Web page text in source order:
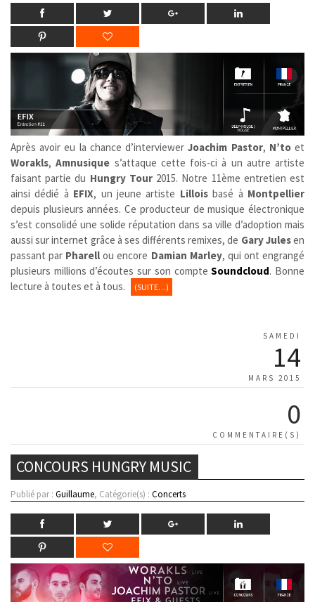
Après avoir eu la chance d’interviewerJoachim Pastor, N’toet
Worakls,Amnusique s’attaque cette fois-ci à un autre artiste
faisant partie du Hungry Tour2015. Notre 11ème entretien est
ainsi dédié à EFIX, un jeune artiste Lilloisbasé à Montpellier
depuis plusieurs années. Ce producteur de musique électronique
s’est consolidé une solide réputation dans sa ville d’adoption mais
aussi sur internet grâce à ses différents remixes, de Gary Julesen
passant par Pharellou encore Damian Marley, qui ont engrangé
plusieurs millions d’écoutes sur son compteSoundcloud. Bonne
lecture à toutes et à tous.
(SUITE…)
SAMEDI
14
MARS 2015
0
COMMENTAIRE(S)
CONCOURS HUNGRY MUSIC
Publié par : Guillaume, Catégorie(s) : Concerts